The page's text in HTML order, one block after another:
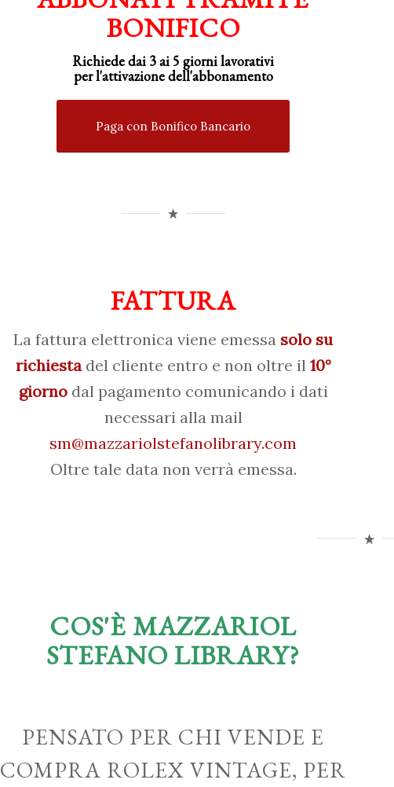
BONIFICO
Richiede dai 3 ai 5 giorni lavorativi
perl'attivazionedell'abbonamento
Paga con Bonifico Bancario
FATTURA
La fattura elettronica viene emessa solo su
richiestadel cliente entro e non oltre il 10°
giornodal pagamento comunicando i dati
necessari alla mail
sm@mazzariolstefanolibrary.com
Oltre tale data non verrà emessa.
COS'È MAZZARIOL
STEFANO LIBRARY?
PENSATO PER CHI VENDE E
COMPRA ROLEX VINTAGE, PER